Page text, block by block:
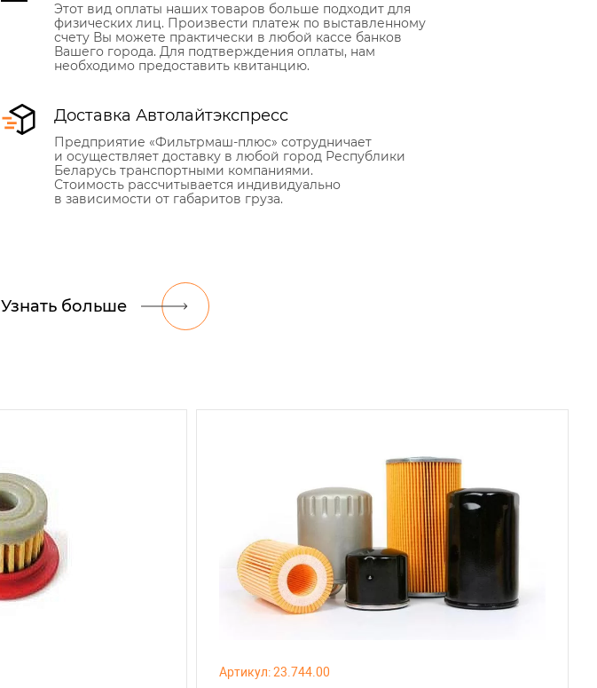
Этот вид оплаты наших товаров больше подходит для
физических лиц. Произвести платеж по выставленному
счету Вы можете практически в любой кассе банков
Вашего города. Для подтверждения оплаты, нам
необходимо предоставить квитанцию.
Доставка Автолайтэкспресс
Предприятие «Фильтрмаш-плюс» сотрудничает
и осуществляет доставку в любой город Республики
Беларусь транспортными компаниями.
Стоимость рассчитывается индивидуально
в зависимости от габаритов груза.
Узнать больше
Артикул: 23.744.00